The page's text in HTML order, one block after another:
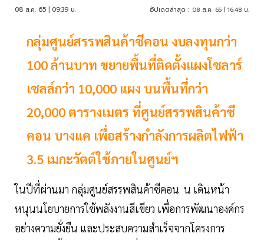
08 ส.ค. 65 | 09:39 น. อัปเดตล่าสุด : 08 ส.ค. 65 | 16:48 น.
กลุ่มศูนย์สรรพสินค้าซีคอน งบลงทุนกว่า
100 ล้านบาท ขยายพื้นที่ติดตั้งแผงโซลาร์
เซลล์กว่า 10,000 แผง บนพื้นที่กว่า
20,000 ตารางเมตร ที่ศูนย์สรรพสินค้าซี
คอน บางแค เพื่อสร้างกำลังการผลิตไฟฟ้า
3.5 เมกะวัตต์ใช้ภายในศูนย์ฯ
ในปีที่ผ่านมา กลุ่มศูนย์สรรพสินค้าซีคอน น เดินหน้า
หนุนนโยบายการใช้พลังงานสีเขียว เพื่อการพัฒนาองค์กร
อย่างความยั่งยืน และประสบความสำเร็จจากโครงการ